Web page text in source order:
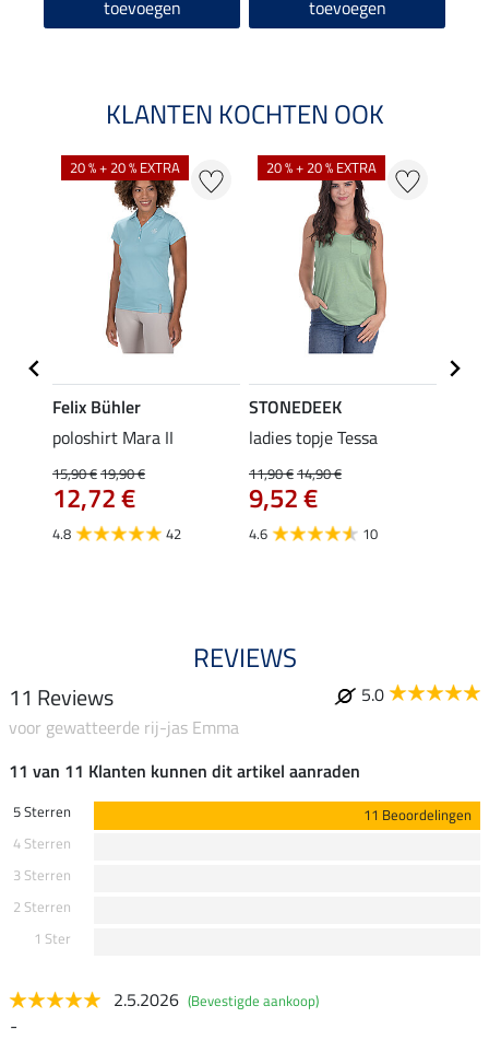
toevoegen toevoegen
KLANTEN KOCHTEN OOK
20 % + 20 % EXTRA
Felix Bühler
poloshirt Mara II
15,90 €19,90 €
12,72 €
4.8 42
20 % + 20 % EXTRA
STONEDEEK
ladies topje Tessa
11,90 €14,90 €
9,52 €
4.6 10
REVIEWS
11 Reviews
5.0
voor gewatteerde rij-jas Emma
11 van 11 Klanten kunnen dit artikel aanraden
5 Sterren
11 Beoordelingen
4 Sterren
3 Sterren
2 Sterren
1 Ster
2.5.2026 (Bevestigde aankoop)
-